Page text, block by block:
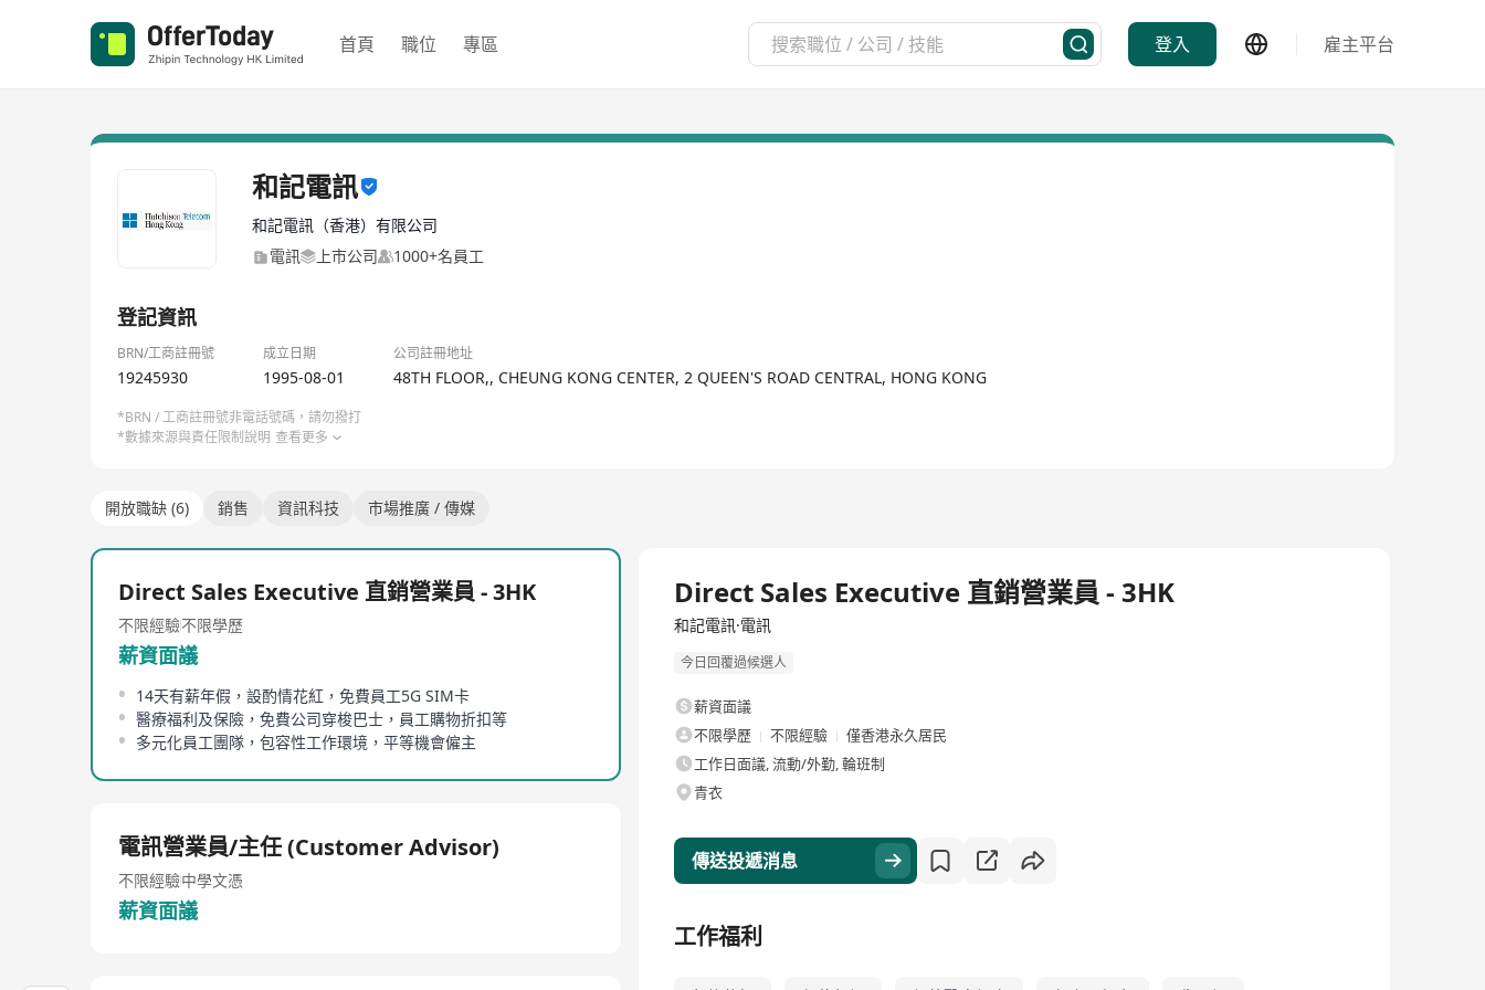
首頁 職位 專區 登入 雇主平台
和記電訊
和記電訊（香港）有限公司
電訊
上市公司 1000+名員工
登記資訊
BRN/工商註冊號 成立日期 公司註冊地址
19245930 1995-08-01 48TH FLOOR,, CHEUNG KONG CENTER, 2 QUEEN'S ROAD CENTRAL, HONG KONG
*BRN / 工商註冊號非電話號碼，請勿撥打
*數據來源與責任限制說明 查看更多
開放職缺 (6) 銷售 資訊科技 市場推廣 / 傳媒
Direct Sales Executive 直銷營業員 - 3HK
不限經驗不限學歷
薪資面議
14天有薪年假，設酌情花紅，免費員工5G SIM卡
醫療福利及保險，免費公司穿梭巴士，員工購物折扣等
多元化員工團隊，包容性工作環境，平等機會僱主
電訊營業員/主任 (Customer Advisor)
不限經驗中學文憑
薪資面議
Direct Sales Executive 直銷營業員 - 3HK
和記電訊·電訊
今日回覆過候選人
薪資面議
不限學歷
不限經驗
僅香港永久居民
工作日面議, 流動/外勤, 輪班制
青衣
傳送投遞消息
工作福利